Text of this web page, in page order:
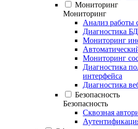
Мониторинг
Мониторинг
Анализ работы
Диагностика БД
Мониторинг
Мониторинг
Диагностика
интерфейса
Диагностика
Безопасность
Безопасность
Сквозная